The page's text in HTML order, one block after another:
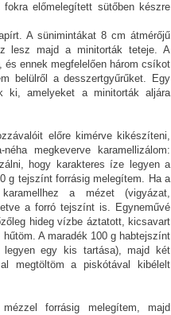
előmelegített sütőben készre
A sünimintákat 8 cm átmérőjű
lesz majd a minitorták teteje. A
és ennek megfelelően három csíkot
belülről a desszertgyűrűket. Egy
ki, amelyeket a minitorták aljára
előre kimérve kikészíteni,
megkeverve karamellizálom:
hogy karakteres íze legyen a
g tejszínt forrásig melegítem. Ha a
a mézet (vigyázat,
a forró tejszínt is. Egyneművé
hideg vízbe áztatott, kicsavart
A maradék 100 g habtejszínt
legyen egy kis tartása), majd két
megtöltöm a piskótával kibélelt
forrásig melegítem, majd